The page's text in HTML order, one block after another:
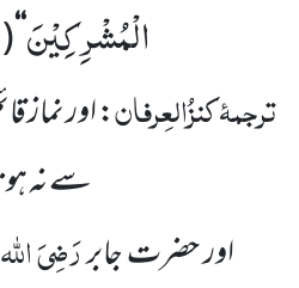
الْمُشْرِكِیْنَ‘‘
(
ترجمۂکنزُالعِرفان: اور نماز
سے نہ
اور حضرت جابررَضِیَ